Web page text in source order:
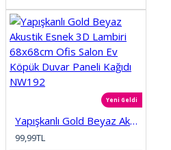
Yeni Geldi
Yapışkanlı Gold Beyaz Akustik Esnek 3D Lambiri 68x68cm Ofis Salon Ev Köpük Duvar Paneli Kağıdı NW192
99,99TL